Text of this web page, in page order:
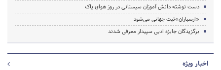
دست نوشته دانش آموزان سیستانی در روز هوای پاک
«ارسباران»ثبت جهانی می‌شود
برگزیدگان جایزه ادبی سپیدار معرفی شدند
اخبار ویژه